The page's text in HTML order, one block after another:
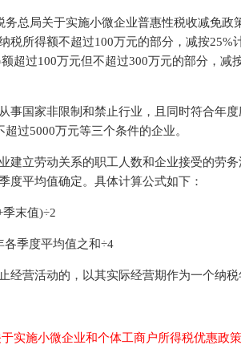
务总局关于实施小微企业普惠性税收减免政
税所得额不超过100万元的部分，减按
超过100万元但不超过300万元的部分，减
事国家非限制和禁止行业，且同时符合年
过5000万元等三个条件的企业。
建立劳动关系的职工人数和企业接受的劳
度平均值确定。具体计算公式如下：
末值)÷2
各季度平均值之和÷4
经营活动的，以其实际经营期作为一个纳
实施小微企业和个体工商户所得税优惠政